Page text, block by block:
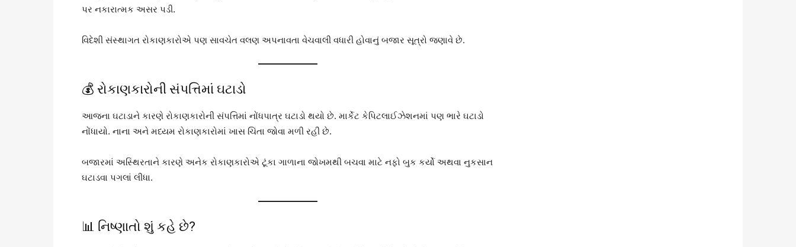
પર નકારાત્મક અસર પડી.
વિદેશી સંસ્થાગત રોકાણકારોએ પણ સાવચેત વલણ અપનાવતા વેચવાલી વધારી હોવાનું બજાર સૂત્રો જણાવે છે.
💰 રોકાણકારોની સંપત્તિમાં ઘટાડો
આજના ઘટાડાને કારણે રોકાણકારોની સંપત્તિમાં નોંધપાત્ર ઘટાડો થયો છે. માર્કેટ કેપિટલાઈઝેશનમાં પણ ભારે ઘટાડો
નોંધાયો. નાના અને મધ્યમ રોકાણકારોમાં ખાસ ચિંતા જોવા મળી રહી છે.
બજારમાં અસ્થિરતાને કારણે અનેક રોકાણકારોએ ટૂંકા ગાળાના જોખમથી બચવા માટે નફો બુક કર્યો અથવા નુકસાન
ઘટાડવા પગલાં લીધા.
📊 નિષ્ણાતો શું કહે છે?